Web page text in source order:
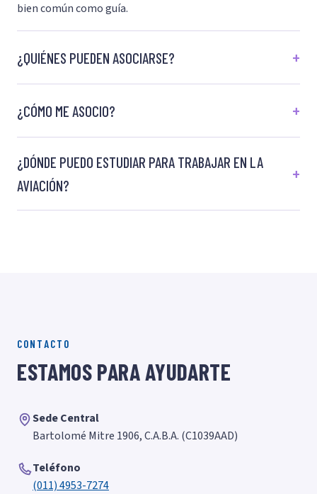
bien común como guía.
¿QUIÉNES PUEDEN ASOCIARSE?
¿CÓMO ME ASOCIO?
¿DÓNDE PUEDO ESTUDIAR PARA TRABAJAR EN LA
AVIACIÓN?
CONTACTO
ESTAMOS PARA AYUDARTE
Sede Central
Bartolomé Mitre 1906, C.A.B.A. (C1039AAD)
Teléfono
(011) 4953-7274